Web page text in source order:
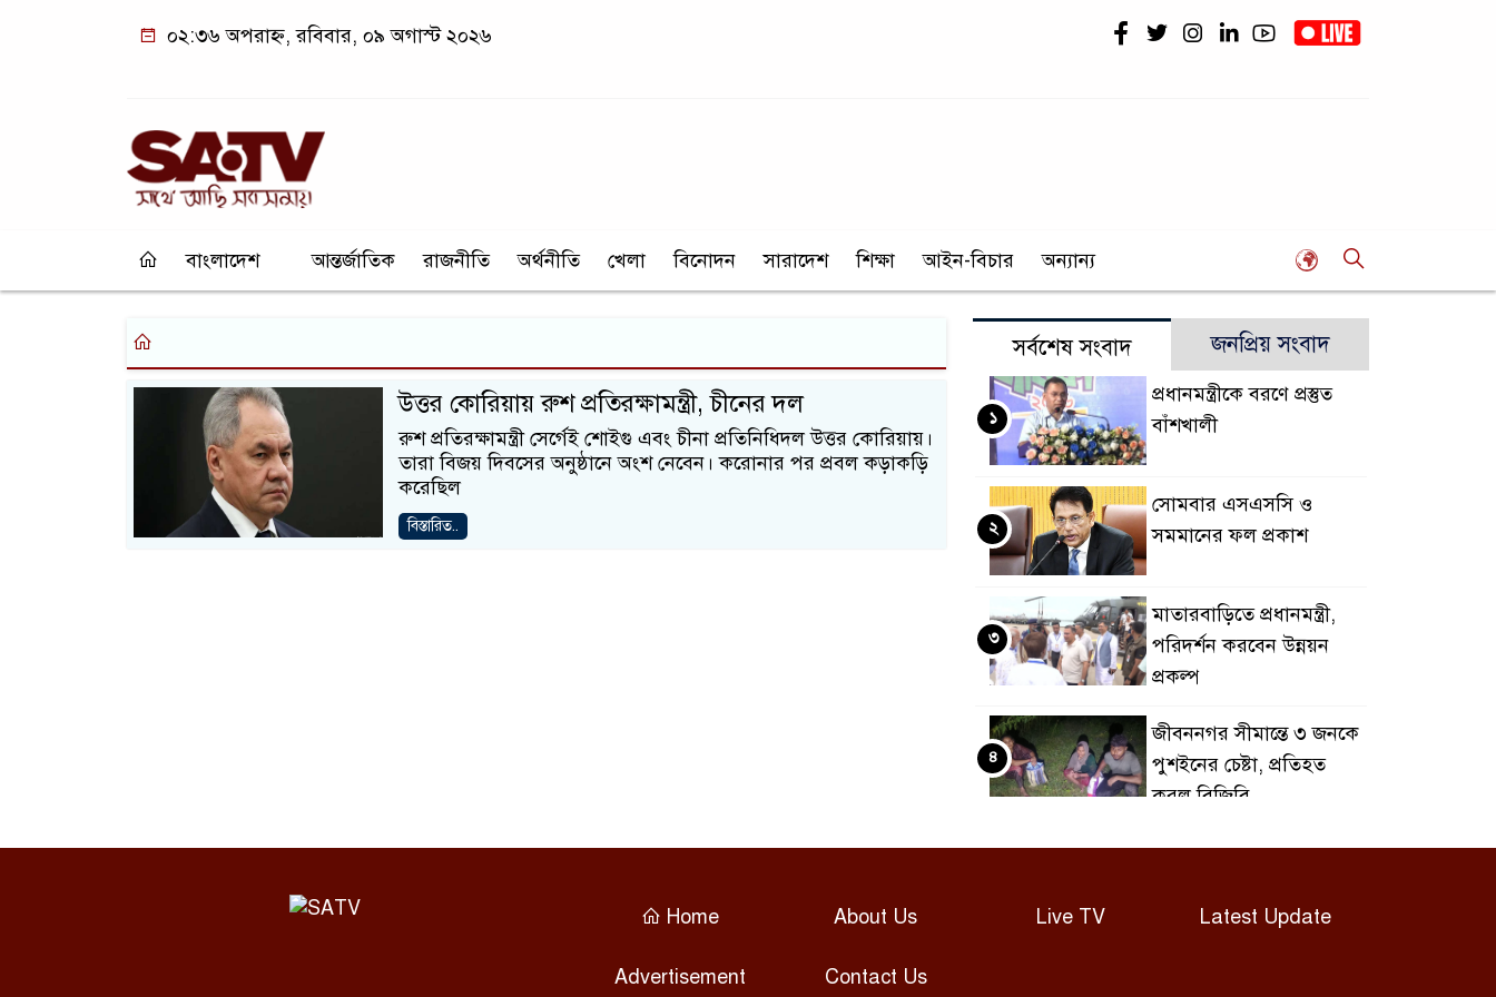
০২:৩৬ অপরাহ্ন, রবিবার, ০৯ অগাস্ট ২০২৬
বাংলাদেশ আন্তর্জাতিক রাজনীতি অর্থনীতি খেলা বিনোদন সারাদেশ শিক্ষা আইন-বিচার অন্যান্য
উত্তর কোরিয়ায় রুশ প্রতিরক্ষামন্ত্রী, চীনের দল
রুশ প্রতিরক্ষামন্ত্রী সের্গেই শোইগু এবং চীনা প্রতিনিধিদল উত্তর কোরিয়ায়।
তারা বিজয় দিবসের অনুষ্ঠানে অংশ নেবেন। করোনার পর প্রবল কড়াকড়ি
করেছিল
বিস্তারিত..
সর্বশেষ সংবাদ জনপ্রিয় সংবাদ
প্রধানমন্ত্রীকে বরণে প্রস্তুত
বাঁশখালী
১
সোমবার এসএসসি ও
সমমানের ফল প্রকাশ
২
মাতারবাড়িতে প্রধানমন্ত্রী,
পরিদর্শন করবেন উন্নয়ন
প্রকল্প
৩
জীবননগর সীমান্তে ৩ জনকে
পুশইনের চেষ্টা, প্রতিহত
করল বিজিবি
৪
চাঁদপুরে নারীর পেট থেকে
অপসারণ
Home About Us Live TV Latest Update
Advertisement Contact Us